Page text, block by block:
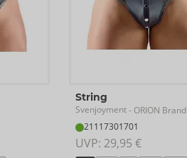
String
Svenjoyment- ORION Brand
21117301701
UVP: 29,95 €